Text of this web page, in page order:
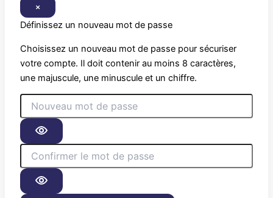
×
Définissez un nouveau mot de passe
Choisissez un nouveau mot de passe pour sécuriser
votre compte. Il doit contenir au moins 8 caractères,
une majuscule, une minuscule et un chiffre.